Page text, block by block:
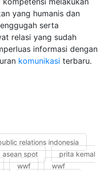
yang humanis dan
serta
relasi yang sudah
informasi dengan
komunikasi terbaru.
relations indonesia
asean spot
prita kemal
wwf
wwf